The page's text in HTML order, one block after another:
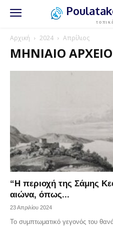
Αρχική 2024 Απρίλιος
ΜΗΝΙΑΊΟ
“Η περιοχή της Σάμης
αιώνα, όπως...
23 Απριλίου 2024
Το συμπτωματικό γεγονός του